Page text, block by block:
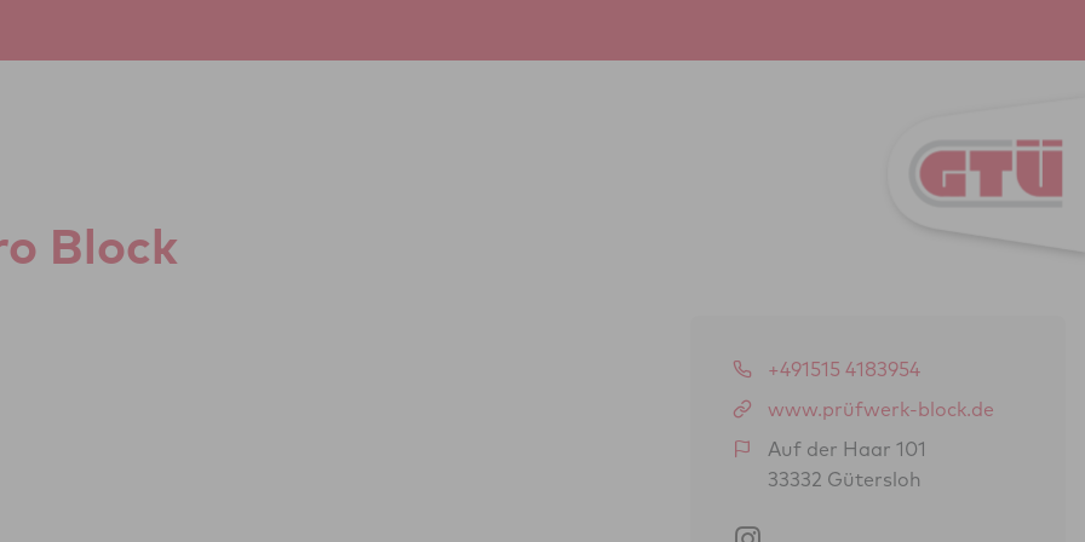
Block
+491515 4183954
www.prüfwerk-block.de
Auf der Haar 101
33332 Gütersloh